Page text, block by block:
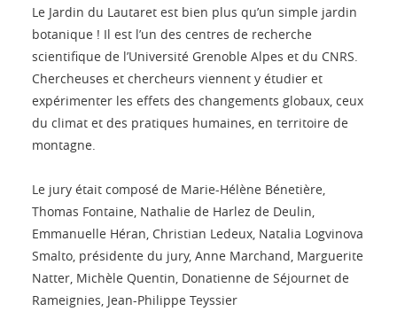
Le Jardin du Lautaret est bien plus qu’un simple jardin
botanique ! Il est l’un des centres de recherche
scientifique de l’Université Grenoble Alpes et du CNRS.
Chercheuses et chercheurs viennent y étudier et
expérimenter les effets des changements globaux, ceux
du climat et des pratiques humaines, en territoire de
montagne.
Le jury était composé de Marie-Hélène Bénetière,
Thomas Fontaine, Nathalie de Harlez de Deulin,
Emmanuelle Héran, Christian Ledeux, Natalia Logvinova
Smalto, présidente du jury, Anne Marchand, Marguerite
Natter, Michèle Quentin, Donatienne de Séjournet de
Rameignies, Jean-Philippe Teyssier